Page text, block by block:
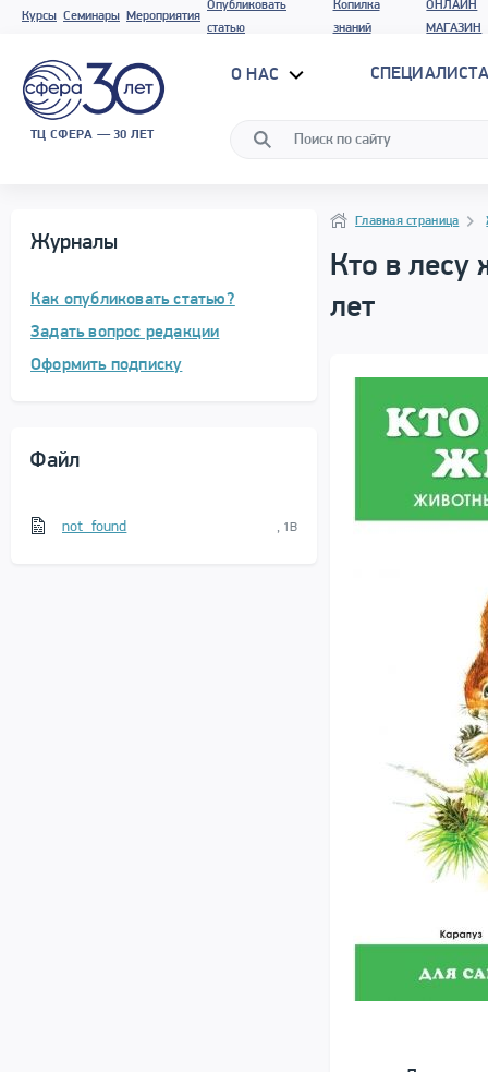
Курсы Семинары Мероприятия
Опубликовать
статью
Копилка
знаний
ОНЛАЙН
МАГАЗИН
ТЦ СФЕРА — 30 ЛЕТ
О НАС
Журналы
Как опубликовать статью?
Задать вопрос редакции
Оформить подписку
Файл
not_found , 1B
Навигация
НавигацияГлавная страница
Кто в лесу
лет